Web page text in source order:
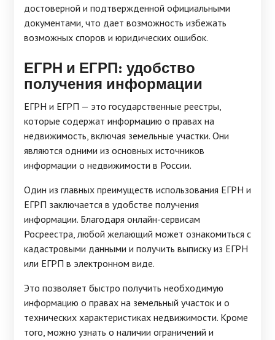
достоверной и подтвержденной официальными
документами, что дает возможность избежать
возможных споров и юридических ошибок.
ЕГРН и ЕГРП: удобство
получения информации
ЕГРН и ЕГРП — это государственные реестры,
которые содержат информацию о правах на
недвижимость, включая земельные участки. Они
являются одними из основных источников
информации о недвижимости в России.
Один из главных преимуществ использования ЕГРН и
ЕГРП заключается в удобстве получения
информации. Благодаря онлайн-сервисам
Росреестра, любой желающий может ознакомиться с
кадастровыми данными и получить выписку из ЕГРН
или ЕГРП в электронном виде.
Это позволяет быстро получить необходимую
информацию о правах на земельный участок и о
технических характеристиках недвижимости. Кроме
того, можно узнать о наличии ограничений и